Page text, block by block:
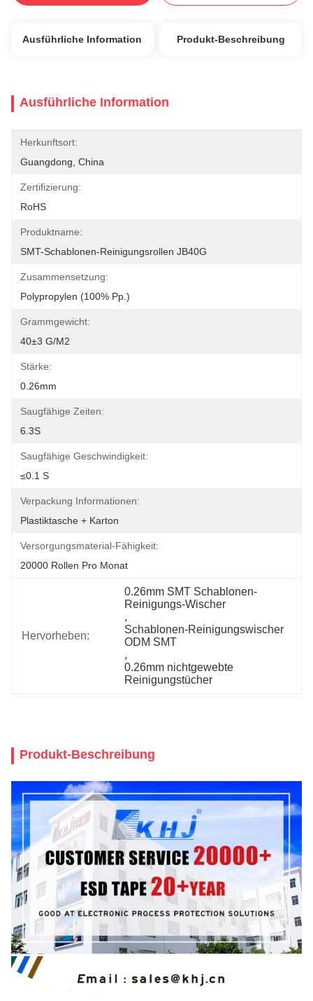
Ausführliche Information Produkt-Beschreibung
Ausführliche Information
Herkunftsort:
Guangdong, China
Zertifizierung:
RoHS
Produktname:
SMT-Schablonen-Reinigungsrollen JB40G
Zusammensetzung:
Polypropylen (100% Pp.)
Grammgewicht:
40±3 G/m2
Stärke:
0.26mm
Saugfähige Zeiten:
6.3S
Saugfähige Geschwindigkeit:
≤0.1 S
Verpackung Informationen:
Plastiktasche + Karton
Versorgungsmaterial-Fähigkeit:
20000 Rollen Pro Monat
Hervorheben:
0.26mm SMT Schablonen-
Reinigungs-Wischer
,
Schablonen-Reinigungswischer
ODM SMT
,
0.26mm nichtgewebte
Reinigungstücher
Produkt-Beschreibung